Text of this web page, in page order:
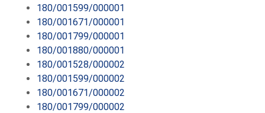
180/001599/000001
180/001671/000001
180/001799/000001
180/001880/000001
180/001528/000002
180/001599/000002
180/001671/000002
180/001799/000002